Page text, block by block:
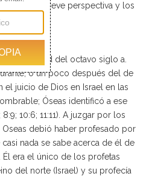
una breve perspectiva y los
en la mitad del octavo siglo a.
o un poco después del de
el juicio de Dios en Israel en las
Óseas identificó a ese
10:6; 11:11). A juzgar por los
Oseas debió haber profesado por
nada se sabe acerca de él de
Él era el único de los profetas
del norte (Israel) y su profecía